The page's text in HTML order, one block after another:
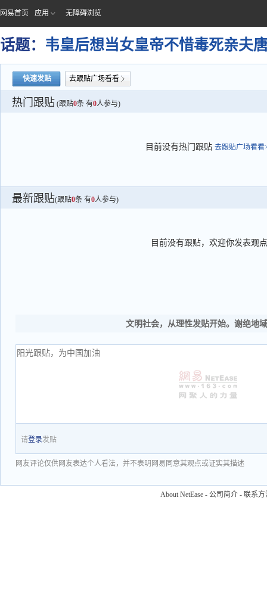
网易首页 应用 无障碍浏览
话题： 韦皇后想当女皇帝不惜毒死亲夫
快速发贴 去跟贴广场看看
热门跟贴 (跟贴0条 有0人参与)
目前没有热门跟贴 去跟贴广场看看
最新跟贴(跟贴0条 有0人参与)
目前没有跟贴，欢迎你发表观点
文明社会，从理性发贴开始。谢绝地
请登录发贴
网友评论仅供网友表达个人看法，并不表明网易同意其观点或证实其描述
About NetEase - 公司简介 - 联系方